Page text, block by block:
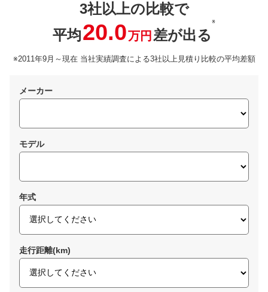
3社以上の比較で
平均20.0万円 差が出る
※
※2011年9月～現在 当社実績調査による3社以上見積り比較の平均差額
メーカー
モデル
年式
走行距離(km)